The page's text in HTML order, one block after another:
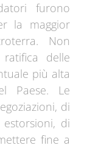
furono
la maggior
Non
delle
più alta
Paese. Le
di
di
fine a